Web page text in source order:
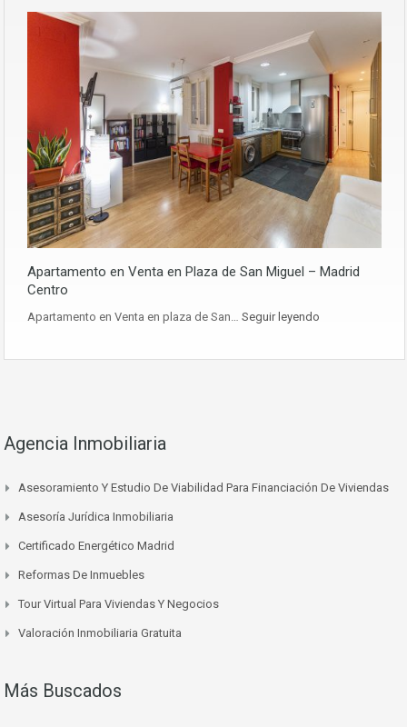
Apartamento en Venta en Plaza de San Miguel – Madrid
Centro
Apartamento en Venta en plaza de San… Seguir leyendo
Agencia Inmobiliaria
Asesoramiento Y Estudio De Viabilidad Para Financiación De Viviendas
Asesoría Jurídica Inmobiliaria
Certificado Energético Madrid
Reformas De Inmuebles
Tour Virtual Para Viviendas Y Negocios
Valoración Inmobiliaria Gratuita
Más Buscados